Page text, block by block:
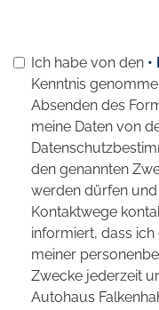
Ich habe von den
Kenntnis
Absenden des
meine Daten von
den genannten
werden dürfen
Kontaktwege
informiert, dass
meiner
Zwecke jederzeit
Autohaus